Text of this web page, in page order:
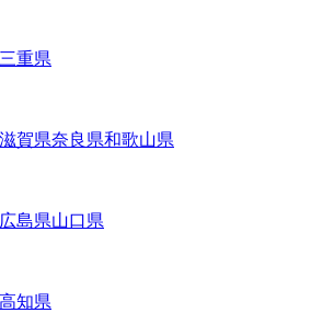
三重県
滋賀県奈良県和歌山県
広島県山口県
高知県